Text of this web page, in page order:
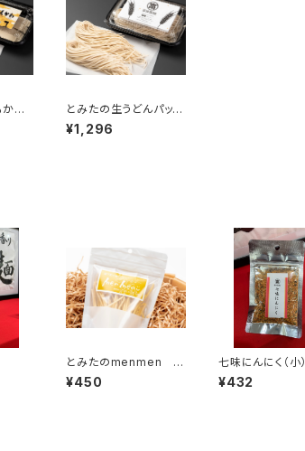
わ
とみたの生うどんパック
(2人前)
¥1,296
とみたのmenmen カ
レー
¥450
七味にんにく（小）
¥432